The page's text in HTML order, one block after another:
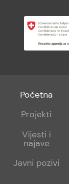
Footer
menu
Početna
Projekti
Vijesti i
najave
Javni pozivi